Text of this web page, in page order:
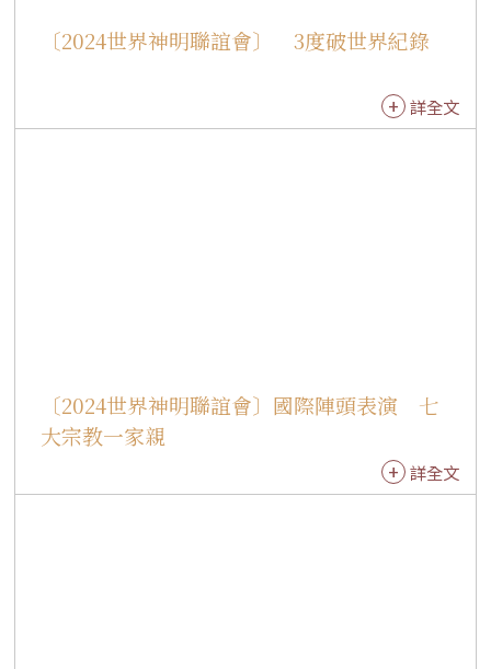
感到殊勝與歡喜，而民眾也難得看到此盛況，爭
致詞開示：神明聯誼會是宗教共融、和平的意
思，他引用星雲大師曾說「神明聯誼可以共祈世
中存異，異中求同」的智慧也可以用於朝野互動
的政治及兩岸共識，以促成和平。他推崇星雲大
師的理念及佛光山於環境永續的議題努力，有目
〔2024世界神明聯誼會〕 3度破世界紀錄
詳全文
〔2024世界神明聯誼會〕國際陣頭表演 七
大宗教一家親
詳全文